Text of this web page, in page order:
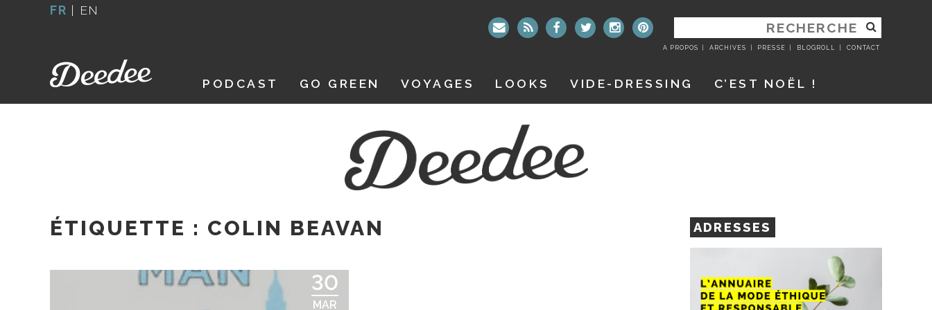
FR | EN
RECHERCHER
:
A PROPOS ARCHIVES PRESSE BLOGROLL CONTACT
PODCAST GO GREEN VOYAGES LOOKS VIDE-DRESSING C’EST NOËL !
ÉTIQUETTE : COLIN BEAVAN
30
MAR
ADRESSES